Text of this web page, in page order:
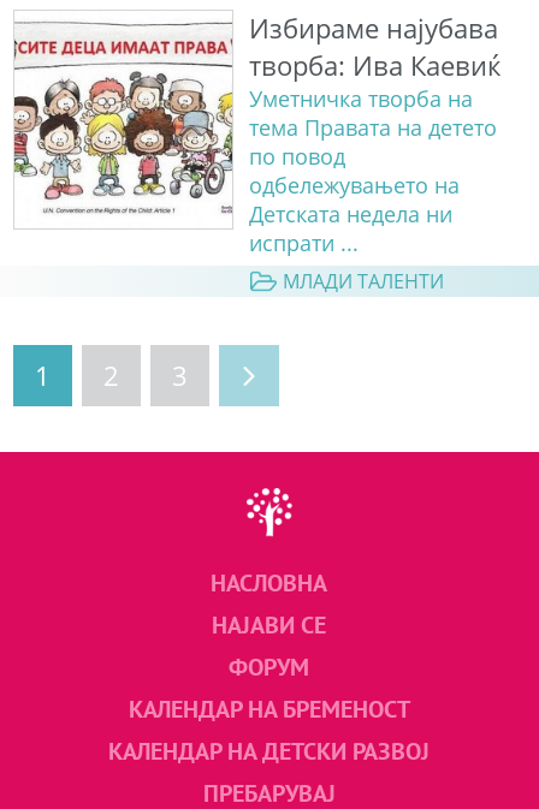
Избираме најубава
творба: Ива Каевиќ
Уметничка творба на
тема Правата на детето
по повод
одбележувањето на
Детската недела ни
испрати ...
МЛАДИ ТАЛЕНТИ
1 2 3
НАСЛОВНА
НАЈАВИ СЕ
ФОРУМ
КАЛЕНДАР НА БРЕМЕНОСТ
КАЛЕНДАР НА ДЕТСКИ РАЗВОЈ
ПРЕБАРУВАЈ